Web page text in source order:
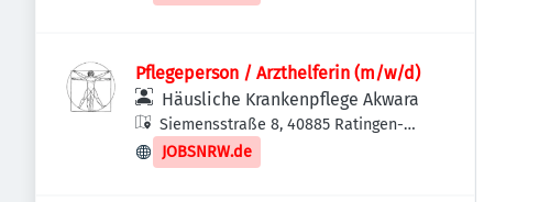
Pflegeperson / Arzthelferin (m/w/d)
Häusliche Krankenpflege Akwara
Siemensstraße 8, 40885 Ratingen-
Lintorf, Deutschland
JOBSNRW.de